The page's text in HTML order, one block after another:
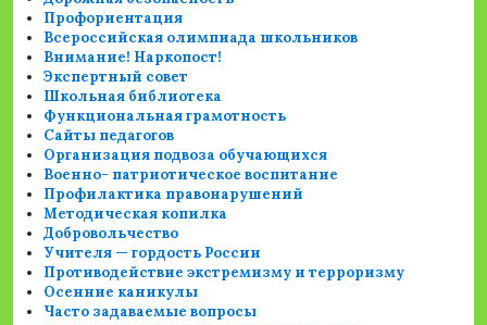
Профориентация
Всероссийская олимпиада школьников
Внимание! Наркопост!
Экспертный совет
Школьная библиотека
Функциональная грамотность
Сайты педагогов
Организация подвоза обучающихся
Военно- патриотическое воспитание
Профилактика правонарушений
Методическая копилка
Добровольчество
Учителя — гордость России
Противодействие экстремизму и терроризму
Осенние каникулы
Часто задаваемые вопросы